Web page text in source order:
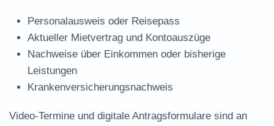
Personalausweis oder Reisepass
Aktueller Mietvertrag und Kontoauszüge
Nachweise über Einkommen oder bisherige
Leistungen
Krankenversicherungsnachweis
Video-Termine und digitale Antragsformulare sind an